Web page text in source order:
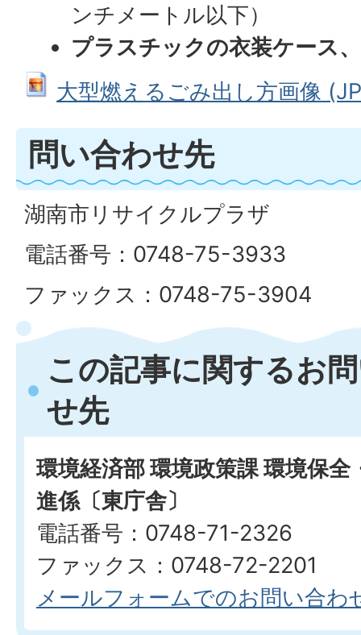
ンチメートル以下）
プラスチックの衣装ケース
大型燃えるごみ出し方画像
問い合わせ先
湖南市リサイクルプラザ
電話番号：0748-75-3933
ファックス：0748-75-3904
この記事に関するお
せ先
環境経済部 環境政策課 環境保
進係〔東庁舎〕
電話番号：0748-71-2326
ファックス：0748-72-2201
メールフォームでのお問い合わ